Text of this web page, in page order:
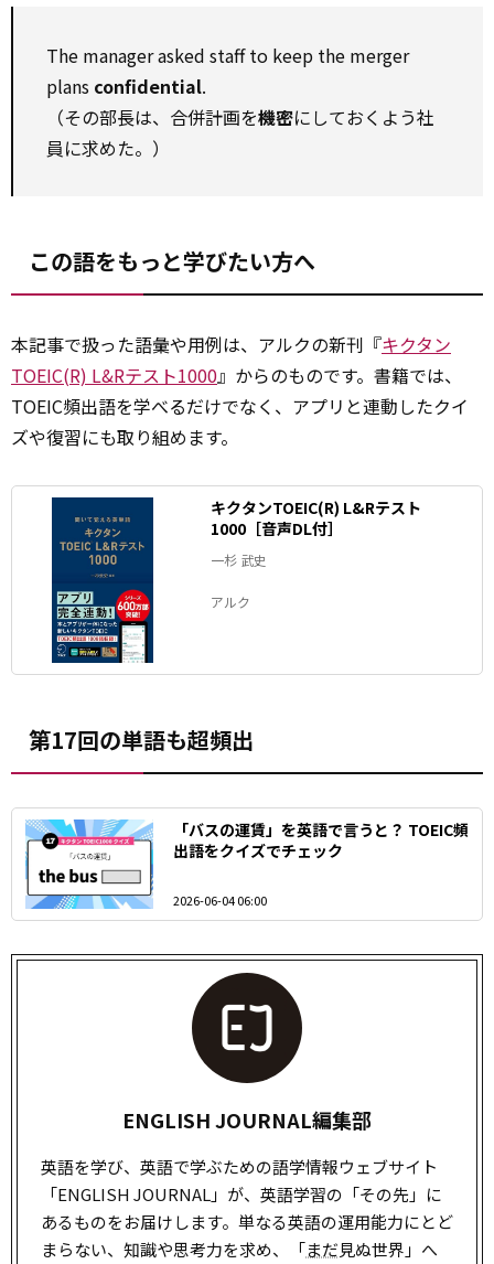
The manager asked staff to keep the merger
plans confidential.
（その部長は、合併計画を機密にしておくよう社
員に求めた。）
この語をもっと学びたい方へ
本記事で扱った語彙や用例は、アルクの新刊『キクタン
TOEIC(R) L&Rテスト1000』からのものです。書籍では、
TOEIC頻出語を学べるだけでなく、アプリと連動したクイ
ズや復習にも取り組めます。
キクタンTOEIC(R) L&Rテスト
1000［音声DL付］
一杉 武史
アルク
第17回の単語も超頻出
「バスの運賃」を英語で言うと？ TOEIC頻
出語をクイズでチェック
2026-06-04 06:00
ENGLISH JOURNAL編集部
英語を学び、英語で学ぶための語学情報ウェブサイト
「ENGLISH JOURNAL」が、英語学習の「その先」に
あるものをお届けします。単なる英語の運用能力にとど
まらない、知識や思考力を求め、「まだ見ぬ世界」へ